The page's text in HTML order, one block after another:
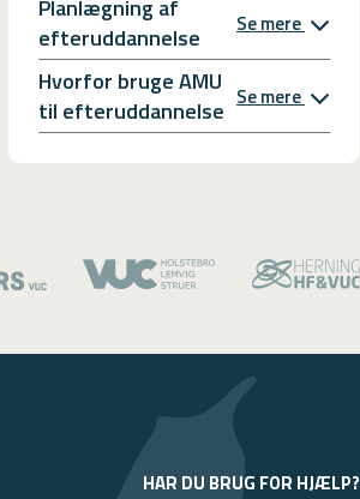
Planlægning af
efteruddannelse
Se mere
Hvorfor bruge AMU
til efteruddannelse Se mere
HAR DU BRUG FOR HJÆLP?